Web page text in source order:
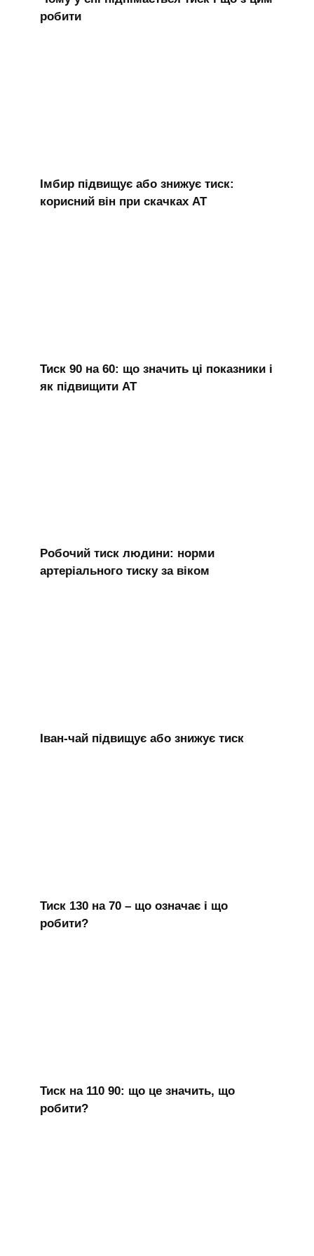
робити
Імбир підвищує або знижує тиск:
корисний він при скачках АТ
Тиск 90 на 60: що значить ці показники і
як підвищити АТ
Робочий тиск людини: норми
артеріального тиску за віком
Іван-чай підвищує або знижує тиск
Тиск 130 на 70 – що означає і що
робити?
Тиск на 110 90: що це значить, що
робити?